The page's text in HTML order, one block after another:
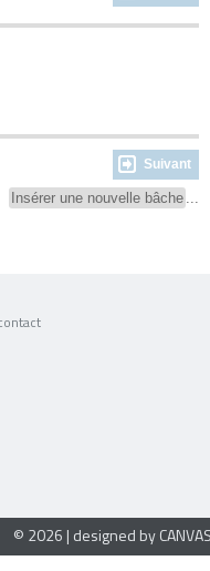
Suivant
Insérer une nouvelle bâche ...
© 2026 | designed by CANVAS